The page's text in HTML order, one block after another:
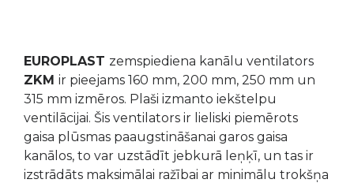
EUROPLAST zemspiediena kanālu ventilators
ZKM ir pieejams 160 mm, 200 mm, 250 mm un
315 mm izmēros. Plaši izmanto iekštelpu
ventilācijai. Šis ventilators ir lieliski piemērots
gaisa plūsmas paaugstināšanai garos gaisa
kanālos, to var uzstādīt jebkurā leņķī, un tas ir
izstrādāts maksimālai ražībai ar minimālu trokšņa